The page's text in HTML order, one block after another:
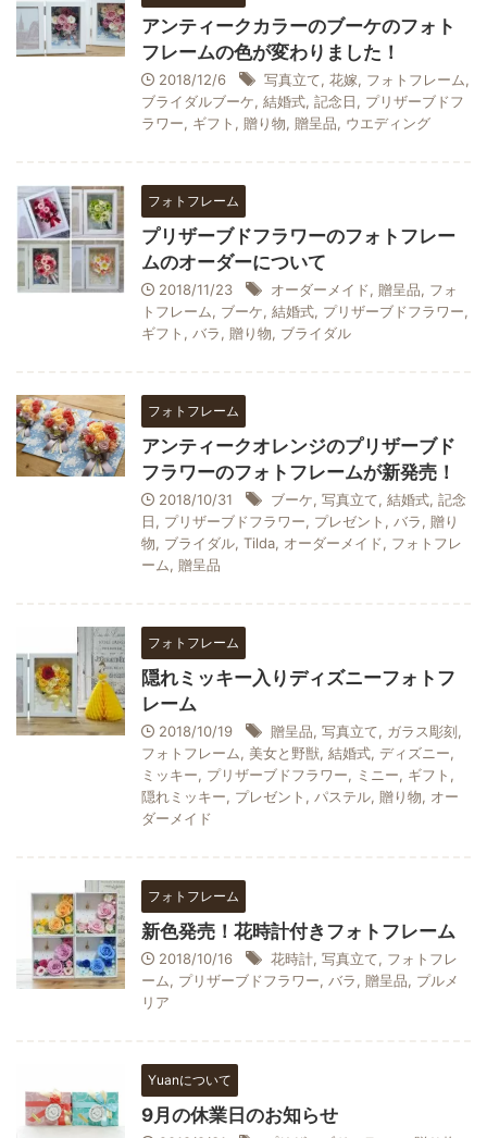
アンティークカラーのブーケのフォト
フレームの色が変わりました！
2018/12/6 写真立て, 花嫁, フォトフレーム,
ブライダルブーケ, 結婚式, 記念日, プリザーブドフ
ラワー, ギフト , 贈り物, 贈呈品, ウエディング
フォトフレーム
プリザーブドフラワーのフォトフレー
ムのオーダーについて
2018/11/23 オーダーメイド, 贈呈品, フォ
トフレーム, ブーケ, 結婚式, プリザーブドフラワー,
ギフト , バラ, 贈り物, ブライダル
フォトフレーム
アンティークオレンジのプリザーブド
フラワーのフォトフレームが新発売！
2018/10/31 ブーケ, 写真立て, 結婚式, 記念
日, プリザーブドフラワー, プレゼント , バラ, 贈り
物, ブライダル, Tilda, オーダーメイド, フォトフレ
ーム, 贈呈品
フォトフレーム
隠れミッキー入りディズニーフォトフ
レーム
2018/10/19 贈呈品, 写真立て, ガラス彫刻,
フォトフレーム, 美女と野獣, 結婚式, ディズニー,
ミッキー, プリザーブドフラワー, ミニー, ギフト ,
隠れミッキー, プレゼント , パステル, 贈り物, オー
ダーメイド
フォトフレーム
新色発売！花時計付きフォトフレーム
2018/10/16 花時計, 写真立て, フォトフレ
ーム, プリザーブドフラワー, バラ, 贈呈品, プルメ
リア
Yuanについて
9月の休業日のお知らせ